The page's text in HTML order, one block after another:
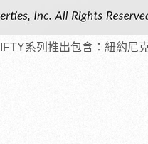
系列推出包含：紐約尼